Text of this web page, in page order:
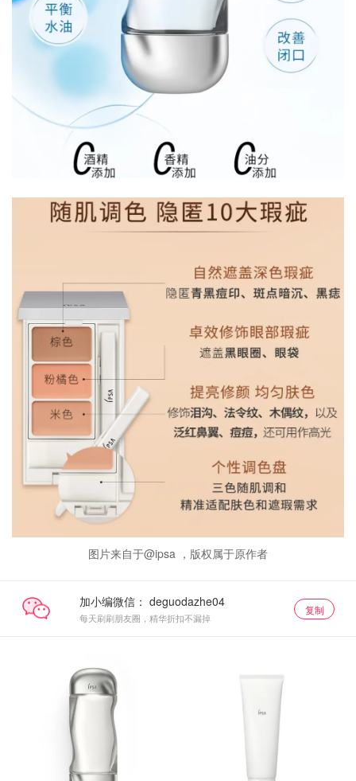
图片来自于@ipsa ，版权属于原作者
加小编微信：
每天刷刷朋友圈，精华折扣不漏掉
复制